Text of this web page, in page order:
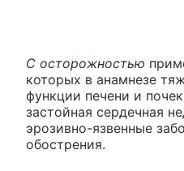
С осторожностью
которых в анамнезе
функции печени и
застойная сердечная
эрозивно-язвенные
обострения.